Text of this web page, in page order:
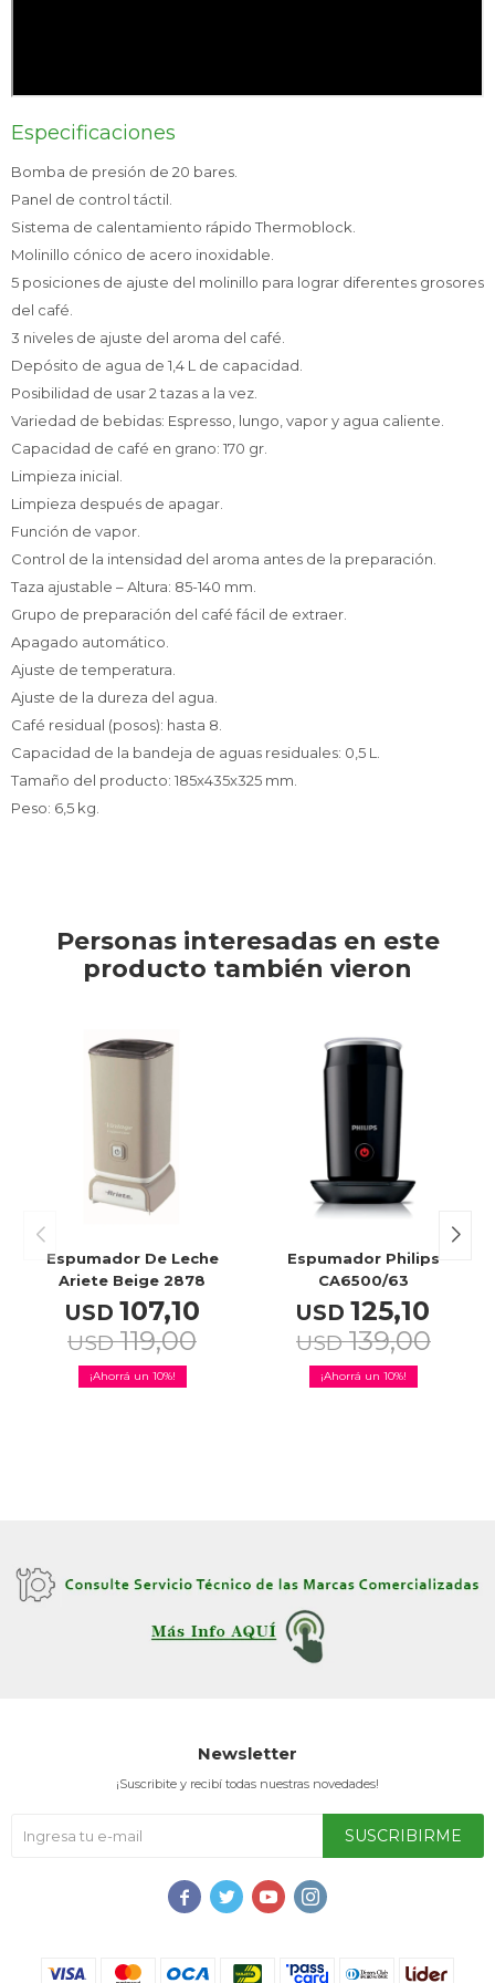
Especificaciones
Bomba de presión de 20 bares.
Panel de control táctil.
Sistema de calentamiento rápido Thermoblock.
Molinillo cónico de acero inoxidable.
5 posiciones de ajuste del molinillo para lograr diferentes grosores
del café.
3 niveles de ajuste del aroma del café.
Depósito de agua de 1,4 L de capacidad.
Posibilidad de usar 2 tazas a la vez.
Variedad de bebidas: Espresso, lungo, vapor y agua caliente.
Capacidad de café en grano: 170 gr.
Limpieza inicial.
Limpieza después de apagar.
Función de vapor.
Control de la intensidad del aroma antes de la preparación.
Taza ajustable – Altura: 85-140 mm.
Grupo de preparación del café fácil de extraer.
Apagado automático.
Ajuste de temperatura.
Ajuste de la dureza del agua.
Café residual (posos): hasta 8.
Capacidad de la bandeja de aguas residuales: 0,5 L.
Tamaño del producto: 185x435x325 mm.
Peso: 6,5 kg.
Personas interesadas en este
producto también vieron
Espumador De Leche
Ariete Beige 2878
USD 107,10
USD 119,00
10
Espumador Philips
CA6500/63
USD 125,10
USD 139,00
10
Newsletter
¡Suscribite y recibí todas nuestras novedades!
SUSCRIBIRME
   